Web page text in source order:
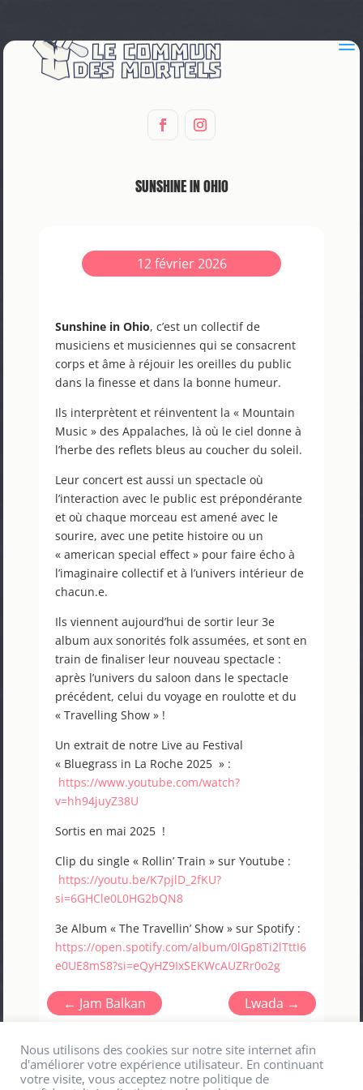
a
SUNSHINE IN OHIO
12 février 2026
Sunshine in Ohio, c’est un collectif de
musiciens et musiciennes qui se consacrent
corps et âme à réjouir les oreilles du public
dans la finesse et dans la bonne humeur.
Ils interprètent et réinventent la « Mountain
Music » des Appalaches, là où le ciel donne à
l’herbe des reflets bleus au coucher du soleil.
Leur concert est aussi un spectacle où
l’interaction avec le public est prépondérante
et où chaque morceau est amené avec le
sourire, avec une petite histoire ou un
« american special effect » pour faire écho à
l’imaginaire collectif et à l’univers intérieur de
chacun.e.
Ils viennent aujourd’hui de sortir leur 3e
album aux sonorités folk assumées, et sont en
train de finaliser leur nouveau spectacle :
après l’univers du saloon dans le spectacle
précédent, celui du voyage en roulotte et du
« Travelling Show » !
Un extrait de notre Live au Festival
« Bluegrass in La Roche 2025 » :
https://www.youtube.com/watch?
v=hh94juyZ38U
Sortis en mai 2025 !
Clip du single « Rollin’ Train » sur Youtube :
https://youtu.be/K7pjlD_2fKU?
si=6GHCle0L0HG2bQN8
3e Album « The Travellin’ Show » sur Spotify :
https://open.spotify.com/album/0lGp8Ti2lTttI6
e0UE8mS8?si=eQyHZ9IxSEKWcAUZRr0o2g
← Jam Balkan Lwada →
Nous utilisons des cookies sur notre site internet afin
d'améliorer votre expérience utilisateur. En continuant
votre visite, vous acceptez notre politique de